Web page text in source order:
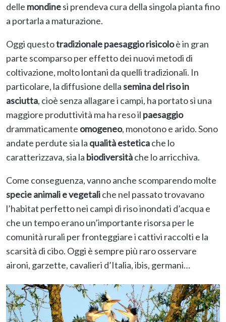
delle mondinesi prendeva cura della singola pianta fino
a portarla a maturazione.
Oggi questotradizionalepaesaggio risicoloè in gran
parte scomparso per effetto dei nuovi metodi di
coltivazione, molto lontani da quelli tradizionali. In
particolare, la diffusione dellasemina del riso in
asciutta, cioè senza allagare i campi, ha portato sì una
maggiore produttività ma ha reso il paesaggio
drammaticamente omogeneo, monotono e arido. Sono
andate perdute sia la qualità esteticache lo
caratterizzava, sia la biodiversitàche lo arricchiva.
Come conseguenza, vanno anche scomparendo molte
specie animali e vegetaliche nel passato trovavano
l’habitat perfetto nei campi di riso inondati d’acqua e
che un tempo erano un’importante risorsa per le
comunità rurali per fronteggiare i cattivi raccolti e la
scarsità di cibo. Oggi è sempre più raro osservare
aironi, garzette, cavalieri d’Italia, ibis, germani…